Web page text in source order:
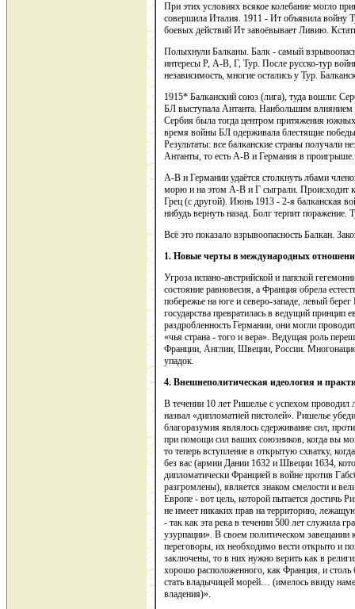
При этих условиях всякое колебание могло
совершила Италия. 1911 - Ит объявила войну
боевых действий Ит завоёвывает Ливию.
Полыхнули Балканы. Балк - самый
интересы Р, А-В, Г, Тур. После русско-тур
независимость, многие остались у Тур.
1915* Балканский союз (лига), туда вошли:
БЛ выступала Антанта. Наибольшим влиянием
Сербия была тогда центром притяжения
время войны БЛ одерживала блестящие
Результаты: все балканские страны получали
Антанты, то есть А-В и Германия в проигрыше.
А-В и Германии удаётся столкнуть лбами
морю и на этом А-В и Г сыграли. Происходит
Грец (с другой). Июнь 1913 - 2-я балканская
нибудь вернуть назад. Болг терпит
Всё это показало взрывоопасность Балкан.
1. Новые черты в международных
Угроза испано-австрийской и папской
состояние равновесия, а Франция обрела
побережье на юге и северо-западе, левый
государства превратилась в ведущий принцип
раздробленность Германии, они могли
«чья страна - того и вера». Ведущая роль
Франции, Англии, Швеции, России.
упадок.
4. Внешнеполитическая идеология и
В течении 10 лет Ришелье с успехом
назвал «дипломатией пистолей». Ришелье
благоразумия являлось сдерживание сил,
при помощи сил ваших союзников, когда вы
то теперь вступление в открытую схватку,
без вас (армии Дании 1632 и Швеции 1634,
дипломатически Францией в войне против
разгромлены), является знаком смелости и
Европе - вот цель, которой пытается достичь
не имеет никаких прав на территорию,
- так как эта река в течении 500 лет служила
узурпации». В своем политическом завещании
переговоры, их необходимо вести открыто и
заключены, то в них нужно верить как в
хорошо расположенного, как Франция, и
стать владычицей морей… (имелось ввиду
владения)».